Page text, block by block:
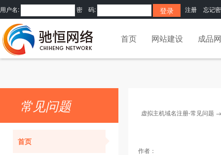
用户名: 密 码: 注册 忘记
首页 网站建设 成品
常见问题
首页
虚拟主机域名注册-常见问题
作者：